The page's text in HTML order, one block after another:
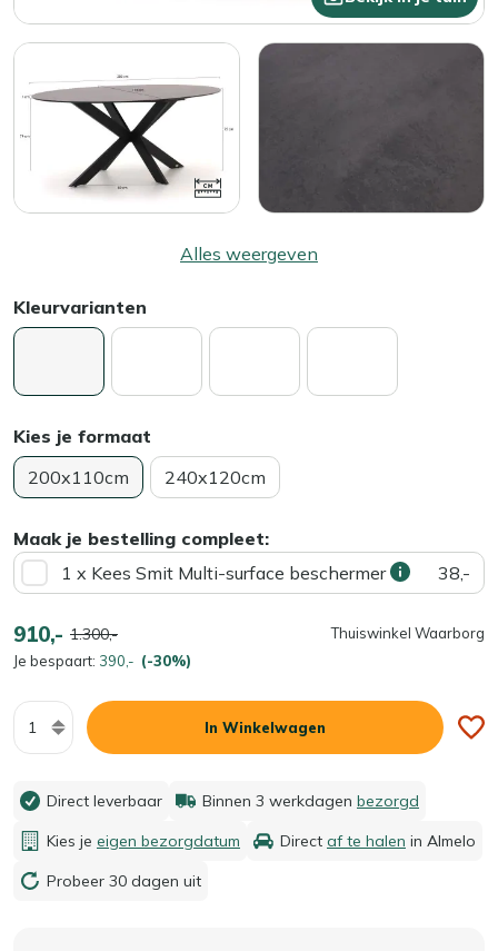
Alles weergeven
Kleurvarianten
Kies je formaat
200x110cm
240x120cm
Maak je bestelling compleet:
1 x Kees Smit Multi-surface beschermer
38,-
910,- 1.300,-
Je bespaart: 390,- (-30%)
Thuiswinkel Waarborg
Aantal
In Winkelwagen
Direct leverbaar Binnen 3 werkdagen bezorgd
Kies je eigen bezorgdatum Direct af te halen in Almelo
Probeer 30 dagen uit